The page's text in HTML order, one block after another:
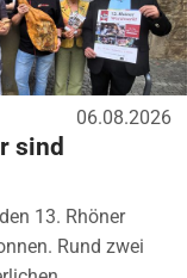
06.08.2026
sind
13. Rhöner
Rund zwei